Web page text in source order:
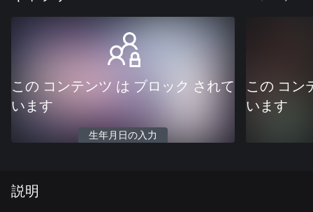
この コンテンツ は ブロック されて
います
生年月日の入力
この コン
います
説明